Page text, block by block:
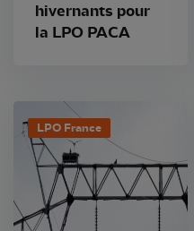
hivernants pour
la LPO PACA
LPO France